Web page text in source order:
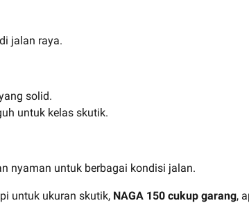
jalan raya.
solid.
untuk kelas skutik.
nyaman untuk berbagai kondisi jalan.
untuk ukuran skutik, NAGA 150 cukup garang,